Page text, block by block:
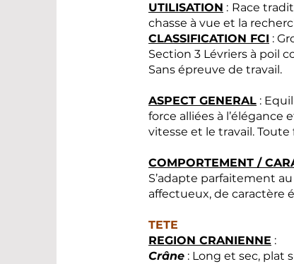
UTILISATION : Race
chasse à vue et la
CLASSIFICATION FCI :
Section 3 Lévriers à poil
Sans épreuve de travail.
ASPECT GENERAL :
force alliées à l’élégance
vitesse et le travail.
COMPORTEMENT /
S’adapte parfaitement
affectueux, de caractère
TETE
REGION CRANIENNE :
Crâne : Long et sec, plat